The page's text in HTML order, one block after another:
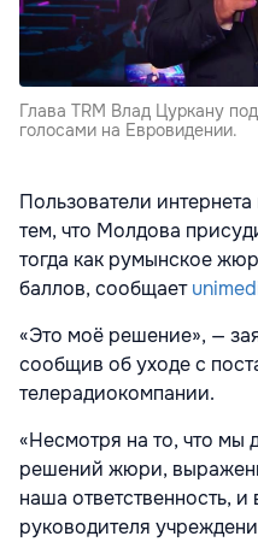
Глава TRM Влад Цуркану
голосами на Евровидении.
Пользователи
тем, что Молдова
тогда как румынское
баллов, сообщает
«Это моё решение», —
сообщив об уходе с
телерадиокомпании.
«Несмотря на то, что мы
решений жюри,
наша ответственность,
руководителя